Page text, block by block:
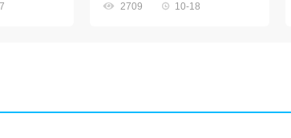
 2709  10-18